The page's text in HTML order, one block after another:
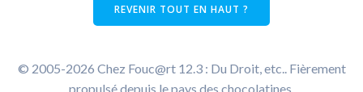
REVENIR TOUT EN HAUT ?
© 2005-2026 Chez Fouc@rt 12.3 : Du Droit, etc.. Fièrement
propulsé depuis le pays des chocolatines.